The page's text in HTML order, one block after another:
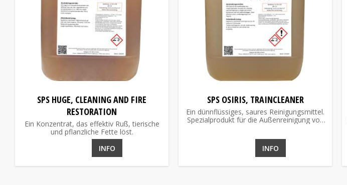
SPS HUGE, CLEANING AND FIRE
RESTORATION
Ein Konzentrat, das effektiv Ruß, tierische
und pflanzliche Fette löst.
INFO
SPS OSIRIS, TRAINCLEANER
Ein dünnflüssiges, saures Reinigungsmittel.
Spezialprodukt für die Außenreinigung von
INFO